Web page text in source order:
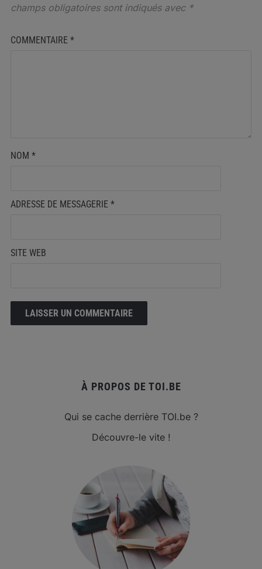
champs obligatoires sont indiqués avec *
COMMENTAIRE *
NOM *
ADRESSE DE MESSAGERIE *
SITE WEB
À PROPOS DE TOI.BE
Qui se cache derrière TOI.be ?
Découvre-le vite !